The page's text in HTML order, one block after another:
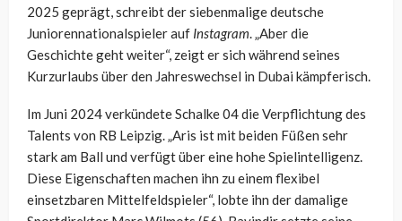
2025 geprägt, schreibt der siebenmalige deutsche
Juniorennationalspieler auf Instagram. „Aber die
Geschichte geht weiter“, zeigt er sich während seines
Kurzurlaubs über den Jahreswechsel in Dubai kämpferisch.
Im Juni 2024 verkündete Schalke 04 die Verpflichtung des
Talents von RB Leipzig. „Aris ist mit beiden Füßen sehr
stark am Ball und verfügt über eine hohe Spielintelligenz.
Diese Eigenschaften machen ihn zu einem flexibel
einsetzbaren Mittelfeldspieler“, lobte ihn der damalige